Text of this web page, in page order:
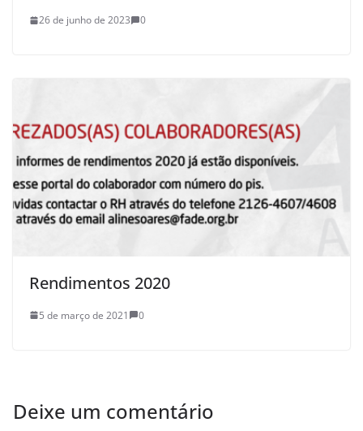
26 de junho de 2023 0
Rendimentos 2020
5 de março de 2021 0
Deixe um comentário